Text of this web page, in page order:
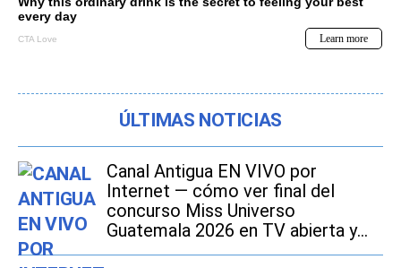
ÚLTIMAS NOTICIAS
Canal Antigua EN VIVO por
Internet — cómo ver final del
concurso Miss Universo
Guatemala 2026 en TV abierta y
Online